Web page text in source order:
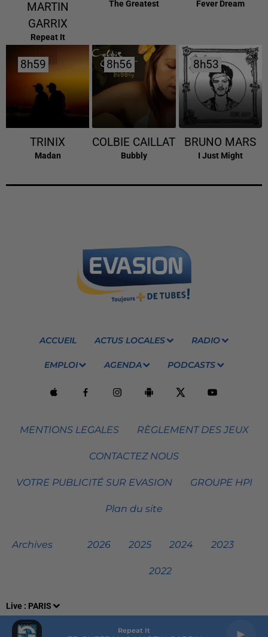
Live : PARIS
Repeat It
MARTIN
GARRIX
Repeat It
The Greatest Fever Dream
8h59
8h59
TRINIX
Madan
8h56
8h56
COLBIE CAILLAT
Bubbly
8h53
8h53
BRUNO MARS
I Just Might
ACCUEIL ACTUS LOCALES RADIO
EMPLOI AGENDA PODCASTS
MENTIONS LEGALES RÈGLEMENT DES JEUX
CONTACTEZ NOUS
VOTRE PUBLICITÉ SUR EVASION GROUPE HPI
Plan du site
Archives 2026 2025 2024 2023
2022